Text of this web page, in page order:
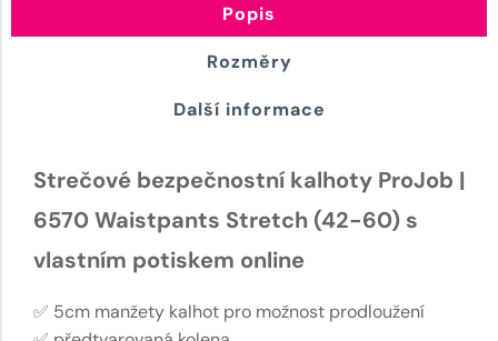
Popis
Rozměry
Další informace
Strečové bezpečnostní kalhoty ProJob |
6570 Waistpants Stretch (42-60) s
vlastním potiskem online
✅ 5cm manžety kalhot pro možnost prodloužení